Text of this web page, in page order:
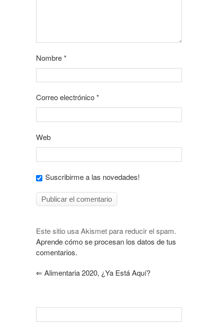
Nombre*
Correo electrónico*
Web
Suscribirme a las novedades!
Este sitio usa Akismet para reducir el spam.
Aprende cómo se procesan los datos de tus
comentarios.
⇐ Alimentaria 2020, ¿ya Está Aquí?